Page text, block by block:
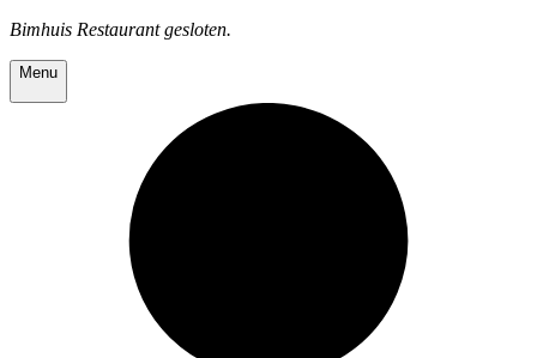
Bimhuis Restaurant gesloten.
Menu